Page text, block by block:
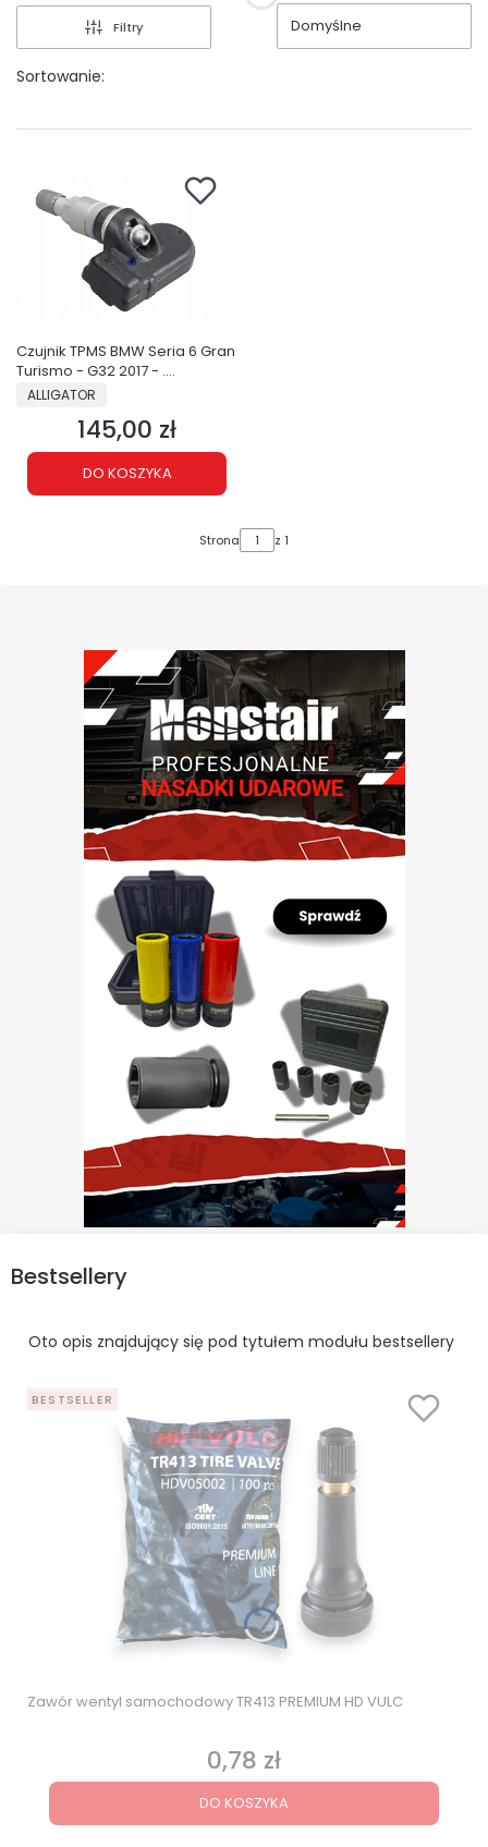
Filtry
Sortowanie:
Domyślne
Czujnik TPMS BMW Seria 6 Gran
Turismo - G32 2017 - ....
PRODUCENT
ALLIGATOR
Cena
145,00 zł
DO KOSZYKA
Strona z 1
Bestsellery
Oto opis znajdujący się pod tytułem modułu bestsellery
BESTSELLER
Zawór wentyl samochodowy TR413 PREMIUM HD VULC
Cena
0,78 zł
DO KOSZYKA